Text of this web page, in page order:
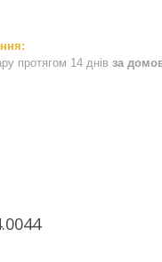
протягом 14 днів за